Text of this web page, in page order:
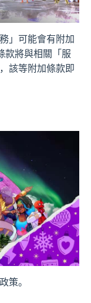
」可能會有附加
款將與相關「服
該等附加條款即
策。